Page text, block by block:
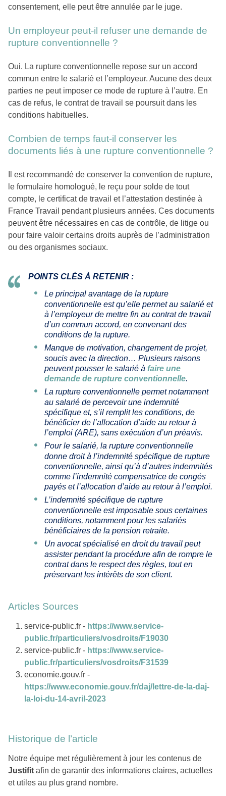
consentement, elle peut être annulée par le juge.
Un employeur peut-il refuser une demande de
rupture conventionnelle ?
Oui. La rupture conventionnelle repose sur un accord
commun entre le salarié et l’employeur. Aucune des deux
parties ne peut imposer ce mode de rupture à l’autre. En
cas de refus, le contrat de travail se poursuit dans les
conditions habituelles.
Combien de temps faut-il conserver les
documents liés à une rupture conventionnelle ?
Il est recommandé de conserver la convention de rupture,
le formulaire homologué, le reçu pour solde de tout
compte, le certificat de travail et l’attestation destinée à
France Travail pendant plusieurs années. Ces documents
peuvent être nécessaires en cas de contrôle, de litige ou
pour faire valoir certains droits auprès de l’administration
ou des organismes sociaux.
POINTS CLÉS À RETENIR :
Le principal avantage de la rupture
conventionnelle est qu’elle permet au salarié et
à l’employeur de mettre fin au contrat de travail
d’un commun accord, en convenant des
conditions de la rupture.
Manque de motivation, changement de projet,
soucis avec la direction… Plusieurs raisons
peuvent pousser le salarié à faire une
demande de rupture conventionnelle.
La rupture conventionnelle permet notamment
au salarié de percevoir une indemnité
spécifique et, s’il remplit les conditions, de
bénéficier de l’allocation d’aide au retour à
l’emploi (ARE), sans exécution d’un préavis.
Pour le salarié, la rupture conventionnelle
donne droit à l’indemnité spécifique de rupture
conventionnelle, ainsi qu’à d’autres indemnités
comme l’indemnité compensatrice de congés
payés et l’allocation d’aide au retour à l’emploi.
L’indemnité spécifique de rupture
conventionnelle est imposable sous certaines
conditions, notamment pour les salariés
bénéficiaires de la pension retraite.
Un avocat spécialisé en droit du travail peut
assister pendant la procédure afin de rompre le
contrat dans le respect des règles, tout en
préservant les intérêts de son client.
Articles Sources
service-public.fr - https://www.service-
public.fr/particuliers/vosdroits/F19030
service-public.fr - https://www.service-
public.fr/particuliers/vosdroits/F31539
economie.gouv.fr -
https://www.economie.gouv.fr/daj/lettre-de-la-daj-
la-loi-du-14-avril-2023
Historique de l’article
Notre équipe met régulièrement à jour les contenus de
Justifit afin de garantir des informations claires, actuelles
et utiles au plus grand nombre.